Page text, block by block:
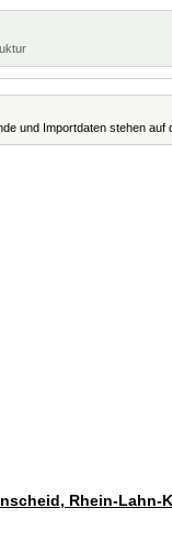
und Importdaten stehen auf
Rhein-Lahn-